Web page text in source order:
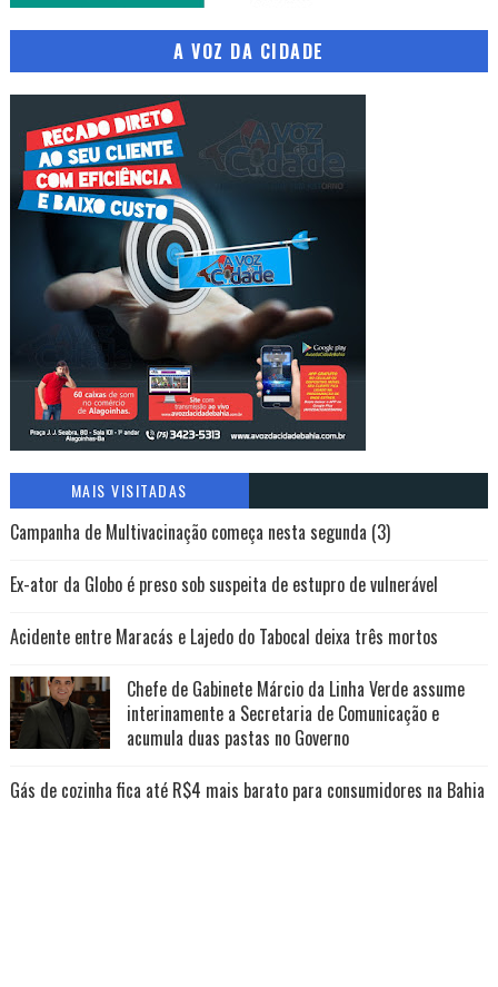
A VOZ DA CIDADE
MAIS VISITADAS
Campanha de Multivacinação começa nesta segunda (3)
Ex-ator da Globo é preso sob suspeita de estupro de vulnerável
Acidente entre Maracás e Lajedo do Tabocal deixa três mortos
Chefe de Gabinete Márcio da Linha Verde assume
interinamente a Secretaria de Comunicação e
acumula duas pastas no Governo
Gás de cozinha fica até R$4 mais barato para consumidores na Bahia